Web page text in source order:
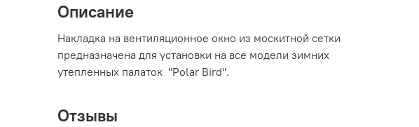
Описание
Накладка на вентиляционное окно из москитной сетки
предназначена для установки на все модели зимних
утепленных палаток "Polar Bird".
Отзывы